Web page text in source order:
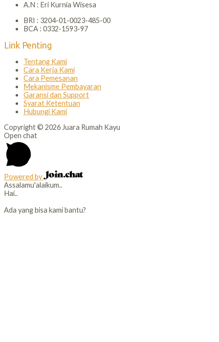
A.N : Eri Kurnia Wisesa
BRI : 3204-01-0023-485-00
BCA : 0332-1593-97
Link Penting
Tentang Kami
Cara Kerja Kami
Cara Pemesanan
Mekanisme Pembayaran
Garansi dan Support
Syarat Ketentuan
Hubungi Kami
Copyright © 2026 Juara Rumah Kayu
Open chat
Powered by
Assalamu'alaikum..
Hai..
Ada yang bisa kami bantu?